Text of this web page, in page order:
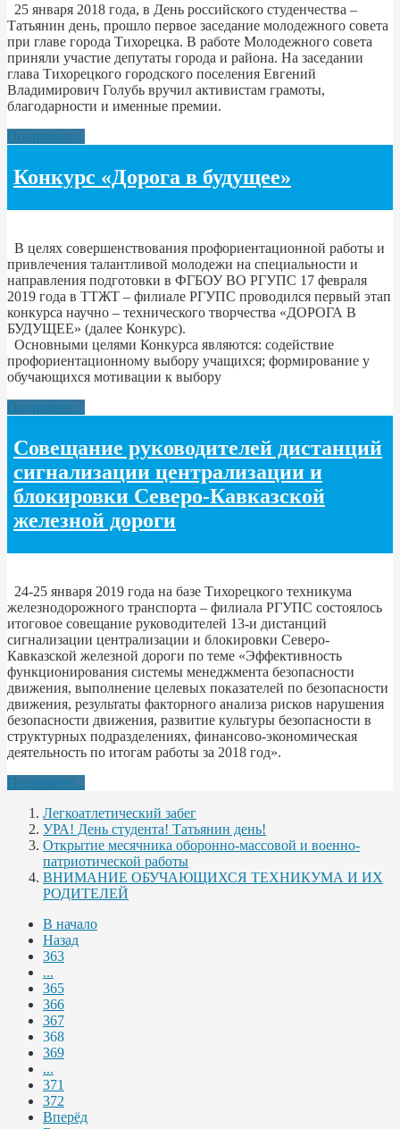
25 января 2018 года, в День российского студенчества –
Татьянин день, прошло первое заседание молодежного совета
при главе города Тихорецка. В работе Молодежного совета
приняли участие депутаты города и района. На заседании
глава Тихорецкого городского поселения Евгений
Владимирович Голубь вручил активистам грамоты,
благодарности и именные премии.
Подробнее...
Конкурс «Дорога в будущее»
В целях совершенствования профориентационной работы и
привлечения талантливой молодежи на специальности и
направления подготовки в ФГБОУ ВО РГУПС 17 февраля
2019 года в ТТЖТ – филиале РГУПС проводился первый этап
конкурса научно – технического творчества «ДОРОГА В
БУДУЩЕЕ» (далее Конкурс).
Основными целями Конкурса являются: содействие
профориентационному выбору учащихся; формирование у
обучающихся мотивации к выбору
Подробнее...
Совещание руководителей дистанций
сигнализации централизации и
блокировки Северо-Кавказской
железной дороги
24-25 января 2019 года на базе Тихорецкого техникума
железнодорожного транспорта – филиала РГУПС состоялось
итоговое совещание руководителей 13-и дистанций
сигнализации централизации и блокировки Северо-
Кавказской железной дороги по теме «Эффективность
функционирования системы менеджмента безопасности
движения, выполнение целевых показателей по безопасности
движения, результаты факторного анализа рисков нарушения
безопасности движения, развитие культуры безопасности в
структурных подразделениях, финансово-экономическая
деятельность по итогам работы за 2018 год».
Подробнее...
Легкоатлетический забег
УРА! День студента! Татьянин день!
Открытие месячника оборонно-массовой и военно-
патриотической работы
ВНИМАНИЕ ОБУЧАЮЩИХСЯ ТЕХНИКУМА И ИХ
РОДИТЕЛЕЙ
В начало
Назад
363
...
365
366
367
368
369
...
371
372
Вперёд